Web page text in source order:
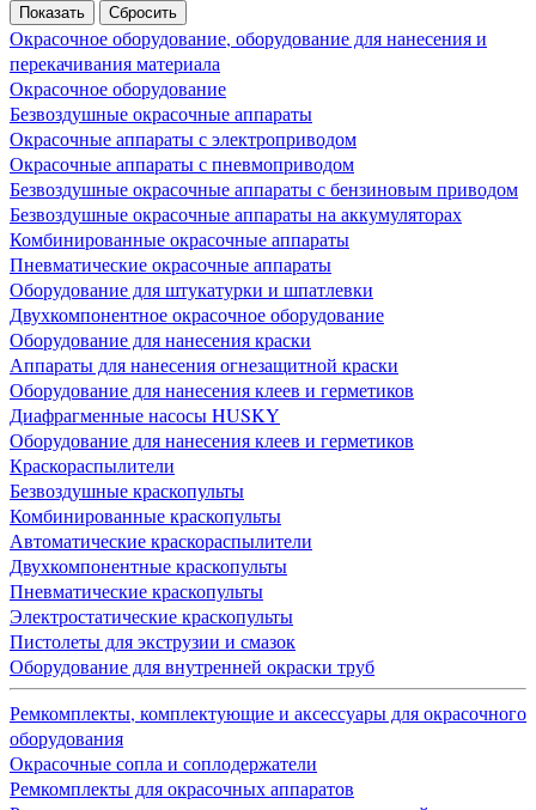
Окрасочное оборудование, оборудование для нанесения и
перекачивания материала
Окрасочное оборудование
Безвоздушные окрасочные аппараты
Окрасочные аппараты с электроприводом
Окрасочные аппараты с пневмоприводом
Безвоздушные окрасочные аппараты с бензиновым приводом
Безвоздушные окрасочные аппараты на аккумуляторах
Комбинированные окрасочные аппараты
Пневматические окрасочные аппараты
Оборудование для штукатурки и шпатлевки
Двухкомпонентное окрасочное оборудование
Оборудование для нанесения краски
Аппараты для нанесения огнезащитной краски
Оборудование для нанесения клеев и герметиков
Диафрагменные насосы HUSKY
Оборудование для нанесения клеев и герметиков
Краскораспылители
Безвоздушные краскопульты
Комбинированные краскопульты
Автоматические краскораспылители
Двухкомпонентные краскопульты
Пневматические краскопульты
Электростатические краскопульты
Пистолеты для экструзии и смазок
Оборудование для внутренней окраски труб
Ремкомплекты, комплектующие и аксессуары для окрасочного
оборудования
Окрасочные сопла и соплодержатели
Ремкомплекты для окрасочных аппаратов